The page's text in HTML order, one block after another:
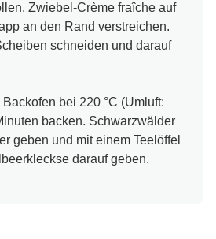
Zwiebel-Crème fraîche auf
an den Rand verstreichen.
schneiden und darauf
Backofen bei 220 °C (Umluft:
backen. Schwarzwälder
geben und mit einem Teelöffel
darauf geben.